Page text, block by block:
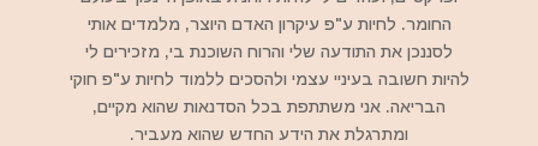
החומר. לחיות ע"פ עיקרון האדם היוצר, מלמדים אותי
לסננכן את התודעה שלי והרוח השוכנת בי, מזכירים לי
להיות חשובה בעיניי עצמי ולהסכים ללמוד לחיות ע"פ חוקי
הבריאה. אני משתתפת בכל הסדנאות שהוא מקיים,
ומתרגלת את הידע החדש שהוא מעביר.